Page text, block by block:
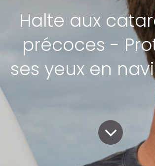
Halte aux
précoces -
ses yeux en